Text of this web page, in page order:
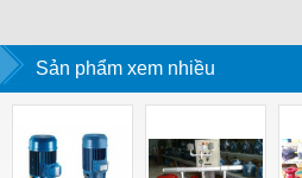
Sản phẩm xem nhiều